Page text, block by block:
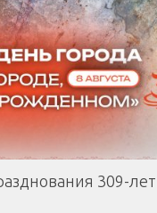
309-